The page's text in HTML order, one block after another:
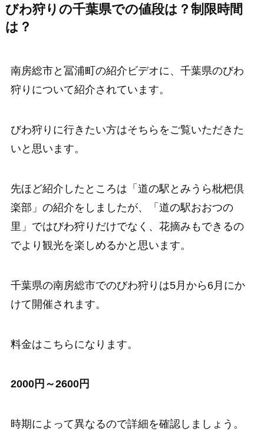
びわ狩りの千葉県での値段は？制限時間
は？
南房総市と冨浦町の紹介ビデオに、千葉県のびわ
狩りについて紹介されています。
びわ狩りに行きたい方はそちらをご覧いただきた
いと思います。
先ほど紹介したところは「道の駅とみうら枇杷倶
楽部」の紹介をしましたが、「道の駅おおつの
里」ではびわ狩りだけでなく、花摘みもできるの
でより観光を楽しめるかと思います。
千葉県の南房総市でのびわ狩りは5月から6月にか
けて開催されます。
料金はこちらになります。
2000円～2600円
時期によって異なるので詳細を確認しましょう。